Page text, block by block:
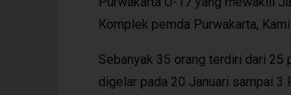
Komplek pemda Purwakarta,
Sebanyak 35 orang terdiri dari 25
digelar pada 20 Januari sampai 3